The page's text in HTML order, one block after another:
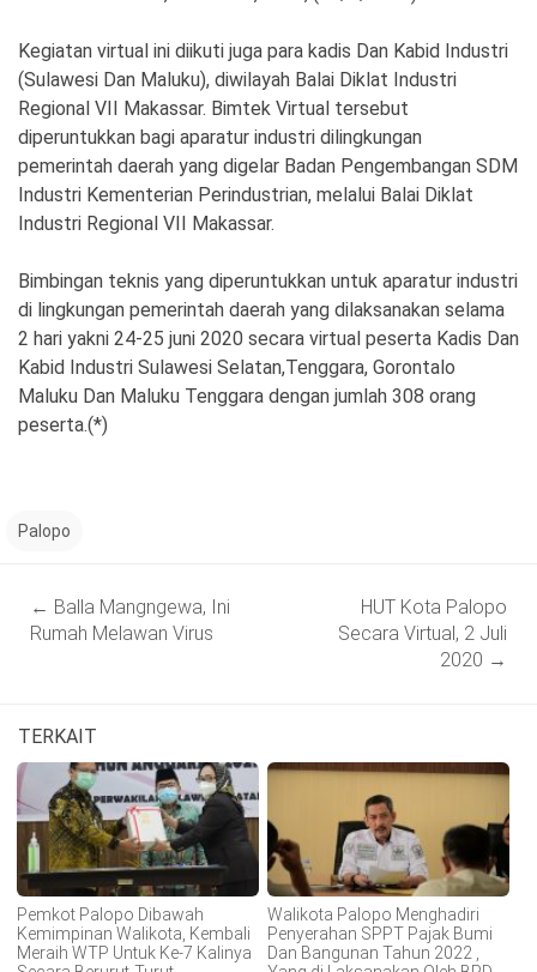
Kegiatan virtual ini diikuti juga para kadis Dan Kabid Industri
(Sulawesi Dan Maluku), diwilayah Balai Diklat Industri
Regional VII Makassar. Bimtek Virtual tersebut
diperuntukkan bagi aparatur industri dilingkungan
pemerintah daerah yang digelar Badan Pengembangan SDM
Industri Kementerian Perindustrian, melalui Balai Diklat
Industri Regional VII Makassar.
Bimbingan teknis yang diperuntukkan untuk aparatur industri
di lingkungan pemerintah daerah yang dilaksanakan selama
2 hari yakni 24-25 juni 2020 secara virtual peserta Kadis Dan
Kabid Industri Sulawesi Selatan,Tenggara, Gorontalo
Maluku Dan Maluku Tenggara dengan jumlah 308 orang
peserta.(*)
Palopo
navigation
← Balla Mangngewa, Ini
Rumah Melawan Virus
HUT Kota Palopo
Secara Virtual, 2 Juli
2020 →
TERKAIT
Pemkot Palopo Dibawah
Kemimpinan Walikota, Kembali
Meraih WTP Untuk Ke-7 Kalinya
Walikota Palopo Menghadiri
Penyerahan SPPT Pajak Bumi
Dan Bangunan Tahun 2022 ,